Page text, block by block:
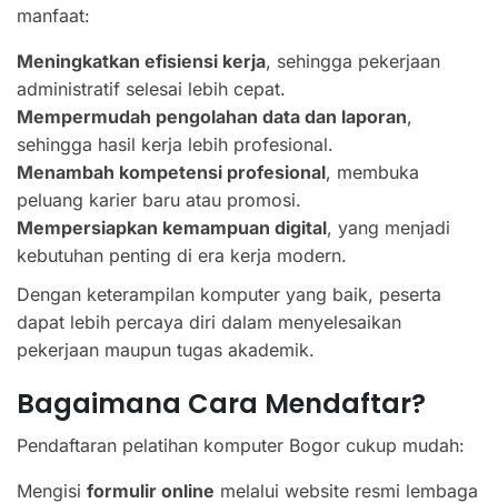
manfaat:
Meningkatkan efisiensi kerja, sehingga pekerjaan
administratif selesai lebih cepat.
Mempermudah pengolahan data dan laporan,
sehingga hasil kerja lebih profesional.
Menambah kompetensi profesional, membuka
peluang karier baru atau promosi.
Mempersiapkan kemampuan digital, yang menjadi
kebutuhan penting di era kerja modern.
Dengan keterampilan komputer yang baik, peserta
dapat lebih percaya diri dalam menyelesaikan
pekerjaan maupun tugas akademik.
Bagaimana Cara Mendaftar?
Pendaftaran pelatihan komputer Bogor cukup mudah:
Mengisi formulir online melalui website resmi lembaga